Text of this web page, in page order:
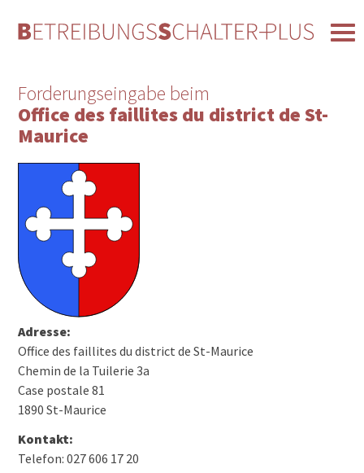
Forderungseingabe beim
Office des faillites du district de St-
Maurice
Adresse:
Office des faillites du district de St-Maurice
Chemin de la Tuilerie 3a
Case postale 81
1890 St-Maurice
Kontakt:
Telefon: 027 606 17 20